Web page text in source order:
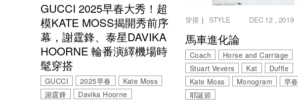
GUCCI 2025早春大秀！超
模KATE MOSS揭開秀前序
幕，謝霆鋒、泰星DAVIKA
HOORNE 輪番演繹機場時
髦穿搭
GUCCI 2025早春
Kate Moss
謝霆鋒
Davika Hoorne
穿搭 ｜ STYLE DEC 12 , 2019
馬車進化論
Coach
Horse and Carriage
Stuart Vevers
Kat
Duffle
Kate Moss
Monogram
早春
耶誕節